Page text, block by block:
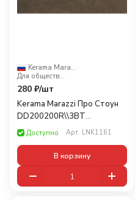
Kerama Marazzi ·
Для общественных помещений
280 ₽/шт
Kerama Marazzi Про Стоун
DD200200R\\3BT
коричневый обрезнoй
Доступно Арт. LNK1161
В корзину